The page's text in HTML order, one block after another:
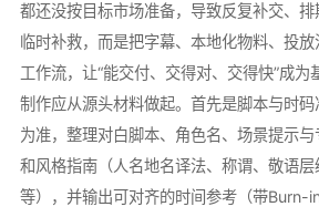
都还没按目标市场准备，导致反复补交、
临时补救，而是把字幕、本地化物料、投
工作流，让“能交付、交得对、交得快”成
制作应从源头材料做起。首先是脚本与时
为准，整理对白脚本、角色名、场景提示
和风格指南（人名地名译法、称谓、敬语
等），并输出可对齐的时间参考（带Burn-